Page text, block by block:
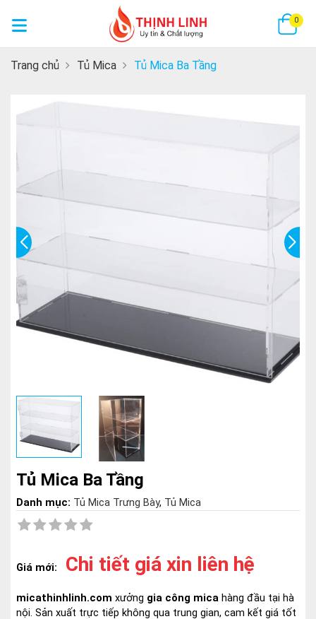
0
Trang chủ Tủ Mica Tủ Mica Ba Tầng
Tủ Mica Ba Tầng
Danh mục: Tủ Mica Trưng Bày, Tủ Mica
Giá mới: Chi tiết giá xin liên hệ
micathinhlinh.com xưởng gia công mica hàng đầu tại hà
nội. Sản xuất trực tiếp không qua trung gian, cam kết giá tốt